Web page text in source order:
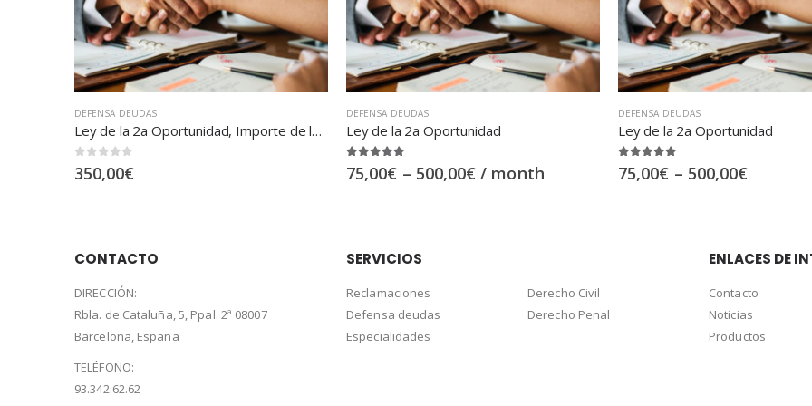
DEFENSA DEUDAS
Ley de la 2a Oportunidad
5.00out of 5
75,00€–
DEFENSA DEUDAS
Ley de la 2a Oportunidad
5.00 out of 5
75,00€ – 500,00€
DEFENSA DEUDAS
Negociación extrajudicial deudas
0out of 5
75,00€ – 500,00€
CONTACTO
DIRECCIÓN:
Rbla. de Cataluña, 5, Ppal. 2ª 08007
Barcelona, España
TELÉFONO:
93.342.62.62
SERVICIOS
Reclamaciones
Defensa deudas
Especialidades
Derecho Civil
Derecho Penal
ENLACES DE
Contacto
Noticias
Productos